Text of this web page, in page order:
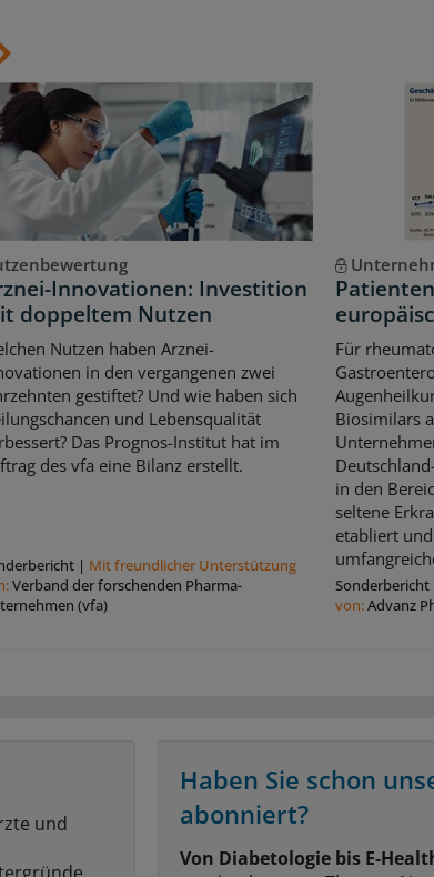
Innovationen: Investition
doppeltem Nutzen
Nutzen haben Arznei-
in den vergangenen zwei
gestiftet? Und wie haben sich
und Lebensqualität
Das Prognos-Institut hat im
des vfa eine Bilanz erstellt.
| Mit freundlicher Unterstützung
Verband der forschenden Pharma-
(vfa)
Für
Biosimilars
in den
seltene
etabliert
Sonderbericht
von:Advanz
und
Haben Sie schon
abonniert?
Von Diabetologie bis E-